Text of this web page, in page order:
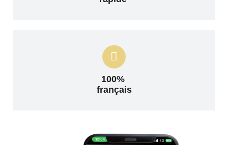
100%
français